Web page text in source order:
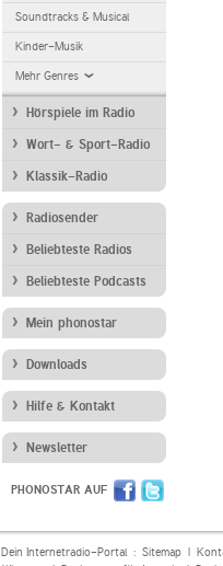
Soundtracks & Musical
Kinder-Musik
Mehr Genres
Hörspiele im Radio
Wort- & Sport-Radio
Klassik-Radio
Radiosender
Beliebteste Radios
Beliebteste Podcasts
Mein phonostar
Downloads
Hilfe & Kontakt
Newsletter
PHONOSTAR AUF
Dein Internetradio-Portal : Sitemap|